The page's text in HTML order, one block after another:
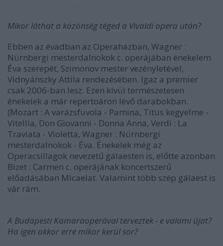
Mikor láthat a közönség téged a Vivaldi opera után?
Ebben az évadban az Operaházban, Wagner :
Nürnbergi mesterdalnokok c. operájában énekelem
Éva szerepét, Szimonov mester vezényletével,
Vidnyánszky Attila rendezésében. Igaz a premier
csak 2006-ban lesz. Ezen kívül természetesen
énekelek a már repertoáron lévő darabokban.
(Mozart : A varázsfuvola - Pamina, Titus kegyelme -
Vitellia, Don Giovanni - Donna Anna, Verdi : La
Traviata - Violetta, Wagner : Nürnbergi
mesterdalnokok - Éva. Énekelek még az
Operacsillagok nevezetű gálaesten is, előtte azonban
Bizet : Carmen c. operájának koncertszerű
előadásában Micaelat. Valamint több szép gálaest is
vár rám.
A Budapesti Kamaraoperával terveztek - e valami újat?
Ha igen akkor erre mikor kerül sor?